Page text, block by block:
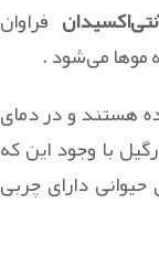
فراوان
موها می‌شود .
هستند و در دمای
با وجود این که
دارای چربی